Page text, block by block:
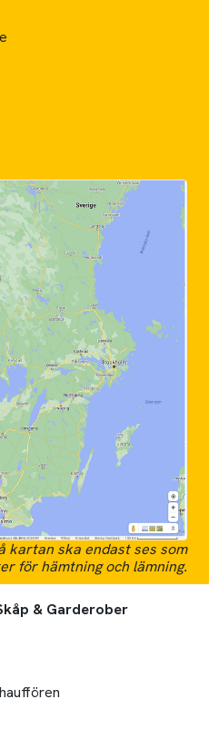
kartan ska endast ses som
för hämtning och lämning.
& Garderober